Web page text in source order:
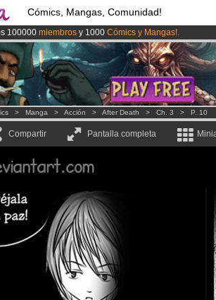
Cómics, Mangas, Comunidad!
100000 miembros y 1000 Cómics y Mangas!.
Amilova está desormado lanzado!.
en Premium por3.95 euros al mes!Hazte Premium ya
> Manga > Acción > After Death > Ch. 3 > P. 10
Compartir Pantalla completa